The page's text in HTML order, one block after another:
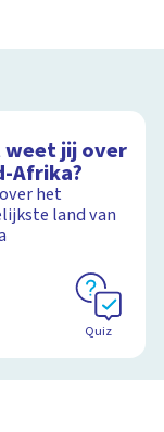
weet jij over
Afrika?
het
land van
Quiz